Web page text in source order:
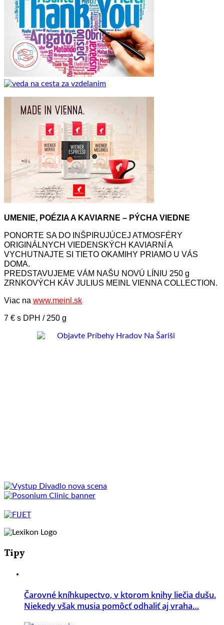
UMENIE, POÉZIA A KAVIARNE – PÝCHA VIEDNE
PONORTE SA DO INŠPIRUJÚCEJ ATMOSFÉRY
ORIGINÁLNYCH VIEDENSKÝCH KAVIARNÍ A
VYCHUTNAJTE SI TIETO OKAMIHY PRIAMO U VÁS
DOMA.
PREDSTAVUJEME VÁM NAŠU NOVÚ LÍNIU 250 g
ZRNKOVÝCH KÁV JULIUS MEINL VIENNA COLLECTION.
Viac na www.meinl.sk
7 € s DPH / 250 g
Tipy
Čarovné kníhkupectvo, v ktorom knihy liečia dušu.
Niekedy však musia pomôcť odhaliť aj vraha…